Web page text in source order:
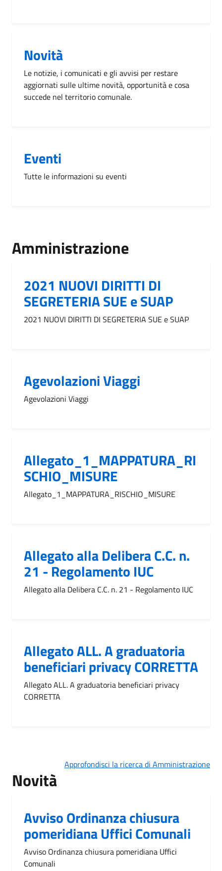
Novità
Le notizie, i comunicati e gli avvisi per restare
aggiornati sulle ultime novità, opportunità e cosa
succede nel territorio comunale.
Eventi
Tutte le informazioni su eventi
Amministrazione
2021 NUOVI DIRITTI DI
SEGRETERIA SUE e SUAP
2021 NUOVI DIRITTI DI SEGRETERIA SUE e SUAP
Agevolazioni Viaggi
Agevolazioni Viaggi
Allegato_1_MAPPATURA_RI
SCHIO_MISURE
Allegato_1_MAPPATURA_RISCHIO_MISURE
Allegato alla Delibera C.C. n.
21 - Regolamento IUC
Allegato alla Delibera C.C. n. 21 - Regolamento IUC
Allegato ALL. A graduatoria
beneficiari privacy CORRETTA
Allegato ALL. A graduatoria beneficiari privacy
CORRETTA
Approfondisci la ricerca di Amministrazione
Novità
Avviso Ordinanza chiusura
pomeridiana Uffici Comunali
Avviso Ordinanza chiusura pomeridiana Uffici
Comunali